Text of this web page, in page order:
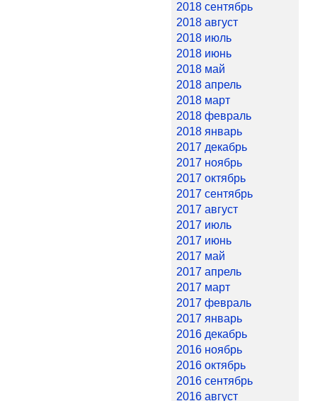
2018 сентябрь
2018 август
2018 июль
2018 июнь
2018 май
2018 апрель
2018 март
2018 февраль
2018 январь
2017 декабрь
2017 ноябрь
2017 октябрь
2017 сентябрь
2017 август
2017 июль
2017 июнь
2017 май
2017 апрель
2017 март
2017 февраль
2017 январь
2016 декабрь
2016 ноябрь
2016 октябрь
2016 сентябрь
2016 август